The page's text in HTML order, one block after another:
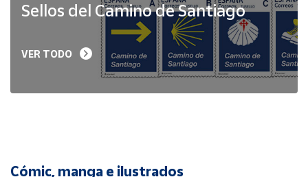
Sellos del Camino de Santiago
VER TODO
Cómic, manga e ilustrados